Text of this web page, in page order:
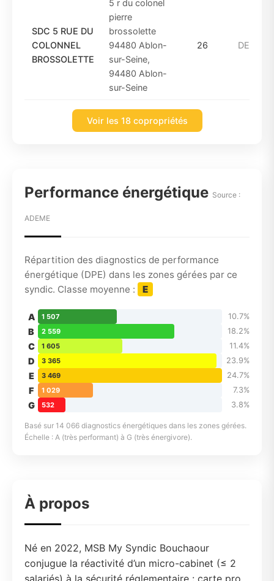
SDC 5 RUE DU
COLONNEL
BROSSOLETTE
5 r du colonel
pierre
brossolette
94480 Ablon-
sur-Seine,
94480 Ablon-
sur-Seine
26
Voir les 18 copropriétés
Performance énergétique Source :
ADEME
Répartition des diagnostics de performance
énergétique (DPE) dans les zones gérées par ce
syndic. Classe moyenne :
E
A 1 507 10.7%
B 2 559 18.2%
C 1 605 11.4%
D 3 365 23.9%
E 3 469 24.7%
F 1 029 7.3%
G 532 3.8%
Basé sur 14 066 diagnostics énergétiques dans les zones gérées.
Échelle : A (très performant) à G (très énergivore).
À propos
Né en 2022, MSB My Syndic Bouchaour
conjugue la réactivité d’un micro-cabinet (≤ 2
salariés) à la sécurité réglementaire : carte pro